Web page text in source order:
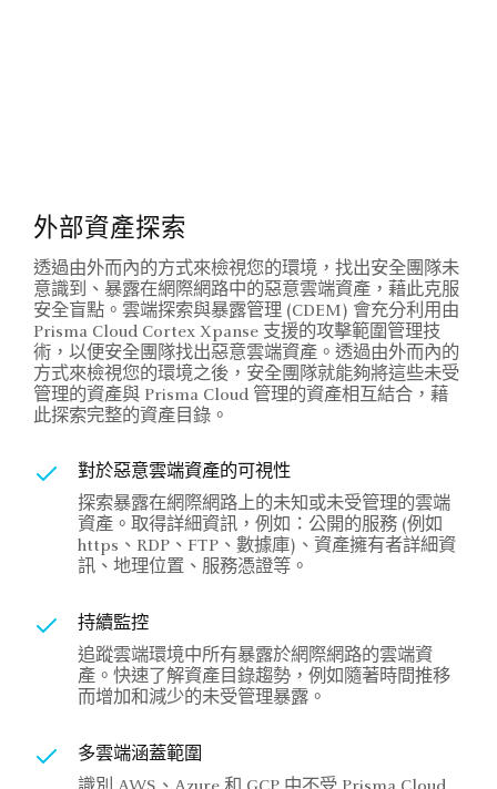
外部資產探索
透過由外而內的方式來檢視您的環境，找出安全團隊未
意識到、暴露在網際網路中的惡意雲端資產，藉此克服
安全盲點。雲端探索與暴露管理 (CDEM) 會充分利用由
Prisma Cloud Cortex Xpanse 支援的攻擊範圍管理技
術，以便安全團隊找出惡意雲端資產。透過由外而內的
方式來檢視您的環境之後，安全團隊就能夠將這些未受
管理的資產與 Prisma Cloud 管理的資產相互結合，藉
此探索完整的資產目錄。
對於惡意雲端資產的可視性
探索暴露在網際網路上的未知或未受管理的雲端
資產。取得詳細資訊，例如：公開的服務 (例如
https、RDP、FTP、數據庫)、資產擁有者詳細資
訊、地理位置、服務憑證等。
持續監控
追蹤雲端環境中所有暴露於網際網路的雲端資
產。快速了解資產目錄趨勢，例如隨著時間推移
而增加和減少的未受管理暴露。
多雲端涵蓋範圍